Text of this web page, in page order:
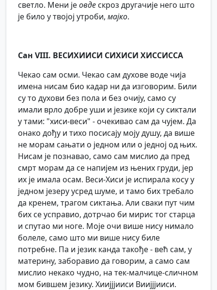
светло. Мени јеовде скроз другачије него што
је било у твојој утроби, мајко.
Сан VIII. ВЕСИХИИСИ СИХИСИ ХИССИССА
Чекао сам осми. Чекао сам духове воде чија
имена нисам био кадар ни да изговорим. Били
су то духови без пола и без очију, само су
имали врло добре уши и језике који су сиктали
у тами: "хиси-веси" - очекивао сам да чујем. Да
онако дођу и тихо посисају моју душу, да више
не морам сањати о једном или о једној од њих.
Нисам је познавао, само сам мислио да пред
смрт морам да се напијем из њених груди, јер
их је имала осам. Веси-Хиси је испирала косу у
једном језеру усред шуме, и тамо бих требало
да кренем, трагом сиктања. Али сваки пут чим
бих се усправио, дотрчао би мирис тог старца
и спутао ми ноге. Моје очи више нису нимало
болеле, само што ми више нису биле
потребне. Па и језик канда такође - већ сам, у
материну, заборавио да говорим, а само сам
мислио некако чудно, на тек-малчице-сличном
мом бившем језику. Хиијјјииси Виијјјииси.